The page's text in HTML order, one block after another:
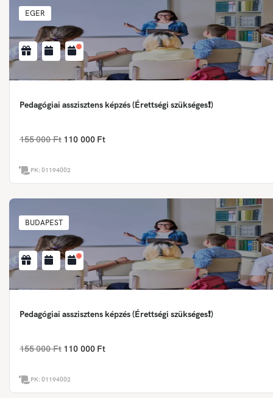
EGER
Pedagógiai asszisztens képzés (Érettségi szükséges❗)
155 000 Ft 110 000 Ft
PK:01194002
BUDAPEST
Pedagógiai asszisztens képzés (Érettségi szükséges❗)
155 000 Ft 110 000 Ft
PK:01194002